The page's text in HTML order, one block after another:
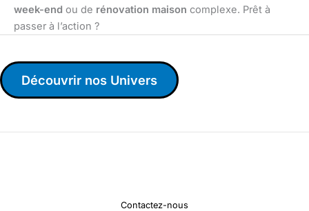
week-end ou de rénovation maison complexe. Prêt à
passer à l’action ?
Découvrir nos Univers
Contactez-nous